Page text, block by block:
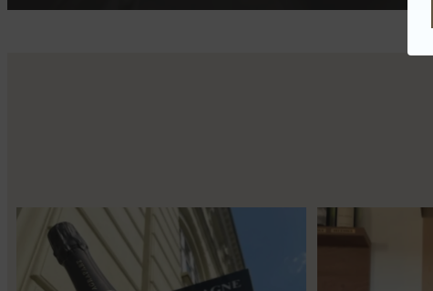
Kun 8 billetter tilbage til vores fredagssmagning Mød Gaspard